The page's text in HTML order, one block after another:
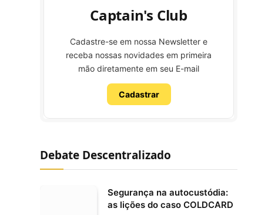
Captain's Club
Cadastre-se em nossa Newsletter e
receba nossas novidades em primeira
mão diretamente em seu E-mail
Cadastrar
Debate Descentralizado
Segurança na autocustódia:
as lições do caso COLDCARD